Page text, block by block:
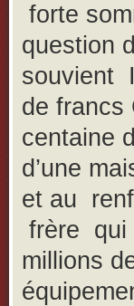
forte
question
souvient
de
centaine
d’une
et au
frère qui
millions